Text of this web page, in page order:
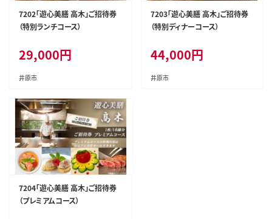
7202「遊心美膳 高木」ご招待券
（特別ランチコース）
29,000円
井原市
7203「遊心美膳 高木」ご招待券
（特別ディナーコース）
44,000円
井原市
7204「遊心美膳 高木」ご招待券
（プレミアムコース）